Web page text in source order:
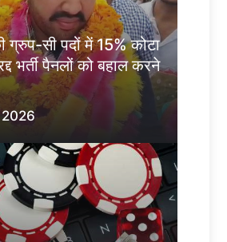
ग्रुप-सी पदों में 15% कोटा
भर्ती पैनलों को बहाल करने